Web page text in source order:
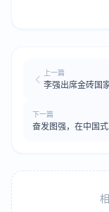
上一篇
李强出席金砖国
下一篇
奋发图强，在中国